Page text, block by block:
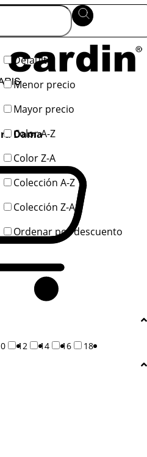
Dama
12 14 16 18
Default
Menor precio
Mayor precio
Color A-Z
Color Z-A
Colección A-Z
Colección Z-A
Ordenar por descuento